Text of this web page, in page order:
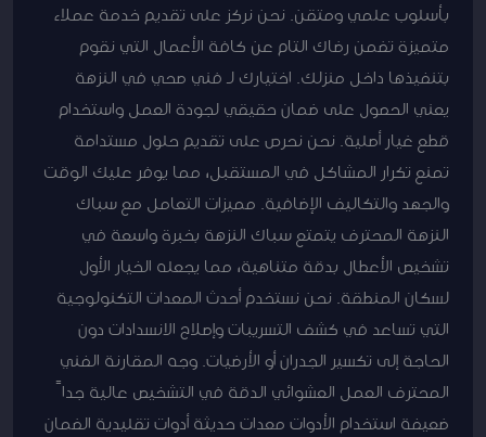
بأسلوب علمي ومتقن. نحن نركز على تقديم خدمة عملاء
متميزة تضمن رضاك التام عن كافة الأعمال التي نقوم
بتنفيذها داخل منزلك. اختيارك لـ فني صحي في النزهة
يعني الحصول على ضمان حقيقي لجودة العمل واستخدام
قطع غيار أصلية. نحن نحرص على تقديم حلول مستدامة
تمنع تكرار المشاكل في المستقبل، مما يوفر عليك الوقت
والجهد والتكاليف الإضافية. مميزات التعامل مع سباك
النزهة المحترف يتمتع سباك النزهة بخبرة واسعة في
تشخيص الأعطال بدقة متناهية، مما يجعله الخيار الأول
لسكان المنطقة. نحن نستخدم أحدث المعدات التكنولوجية
التي تساعد في كشف التسريبات وإصلاح الانسدادات دون
الحاجة إلى تكسير الجدران أو الأرضيات. وجه المقارنة الفني
المحترف العمل العشوائي الدقة في التشخيص عالية جداً
ضعيفة استخدام الأدوات معدات حديثة أدوات تقليدية الضمان